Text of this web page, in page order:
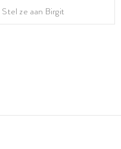
Stel ze aan Birgit